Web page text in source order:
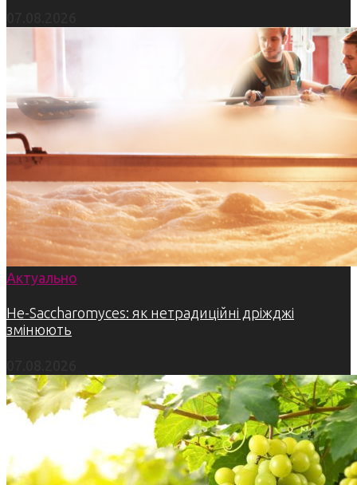
Актуально
Не-Saccharomyces: як нетрадиційні дріжджі
змінюють